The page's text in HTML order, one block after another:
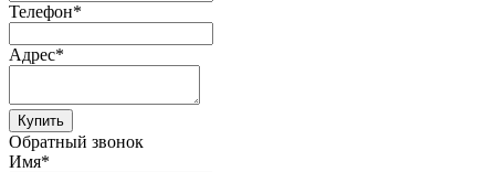
Телефон*
Адрес*
Купить
Обратный звонок
Имя*